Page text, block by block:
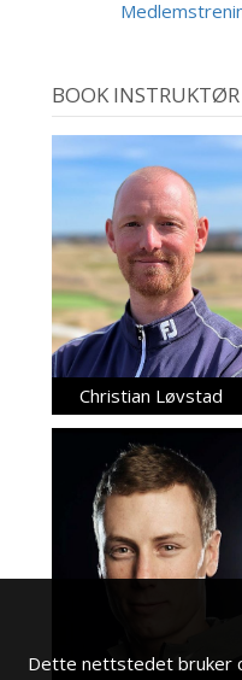
BOOK INSTRUKTØR
Christian Løvstad
Dette nettstedet bruker